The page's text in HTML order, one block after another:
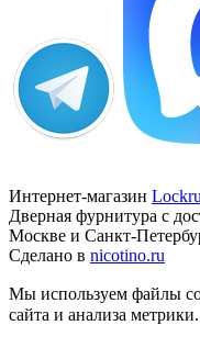
Интернет-магазин
Дверная фурнитура с
Москве и Санкт-
Сделано в nicotino.ru
Мы используем файлы
сайта и анализа метрики.